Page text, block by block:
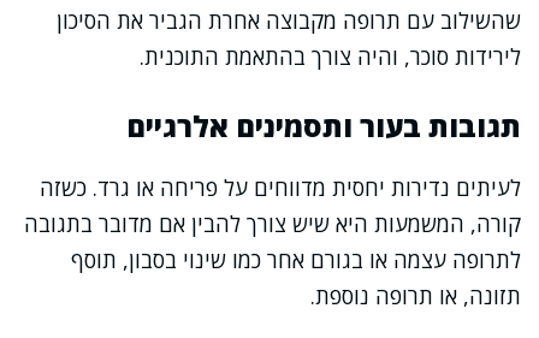
שהשילוב עם תרופה מקבוצה אחרת הגביר את הסיכון
לירידות סוכר, והיה צורך בהתאמת התוכנית.
תגובות בעור ותסמינים אלרגיים
לעיתים נדירות יחסית מדווחים על פריחה או גרד. כשזה
קורה, המשמעות היא שיש צורך להבין אם מדובר בתגובה
לתרופה עצמה או בגורם אחר כמו שינוי בסבון, תוסף
תזונה, או תרופה נוספת.